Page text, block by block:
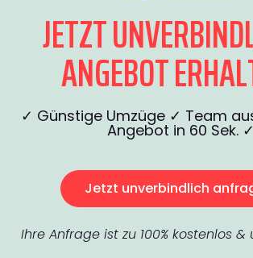
JETZT
ANGEBOT
✓ Günstige Umzüge ✓ Team
Angebot in 60 Sek. ✓
Jetzt unverbindlich
Ihre Anfrage ist zu 100% kostenlos